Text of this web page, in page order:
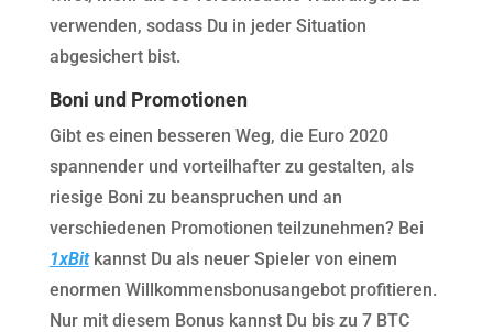
verwenden, sodass Du in jeder Situation
abgesichert bist.
Boni und Promotionen
Gibt es einen besseren Weg, die Euro 2020
spannender und vorteilhafter zu gestalten, als
riesige Boni zu beanspruchen und an
verschiedenen Promotionen teilzunehmen? Bei
1xBitkannst Du als neuer Spieler von einem
enormen Willkommensbonusangebot profitieren.
Nur mit diesem Bonus kannst Du bis zu 7 BTC